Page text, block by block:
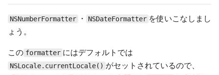
NSNumberFormatter ・ NSDateFormatter を使いこなしまし
ょう。
この formatter にはデフォルトでは
NSLocale.currentLocale() がセットされているので、